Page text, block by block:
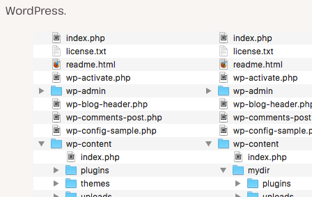
WordPress.